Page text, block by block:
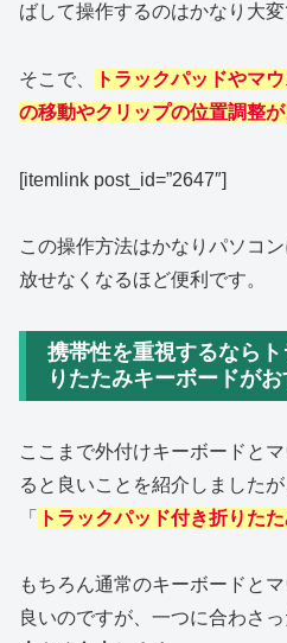
ばして操作するのはかなり大変
そこで、
トラックパッドやマ
の移動やクリップの位置調整
[itemlink post_id=”2647″]
この操作方法はかなりパソコ
放せなくなるほど便利です。
携帯性を重視するなら
りたたみキーボードが
ここまで外付けキーボードと
ると良いことを紹介しました
「
トラックパッド付き折りた
もちろん通常のキーボードと
良いのですが、一つに合わさっ